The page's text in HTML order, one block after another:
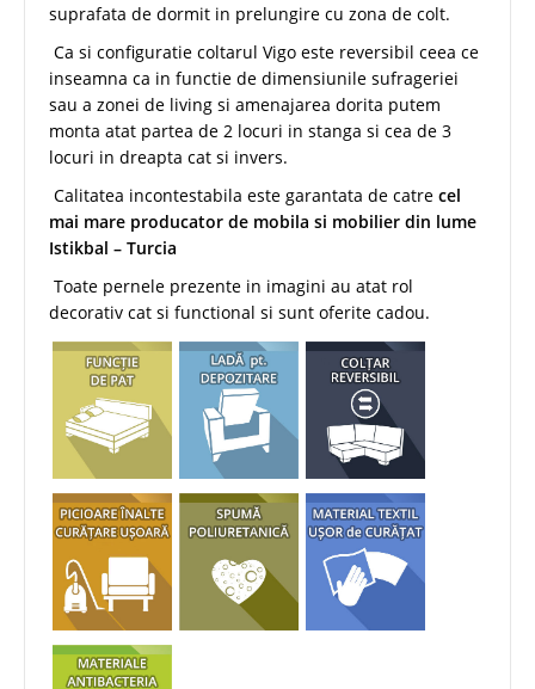
suprafata de dormit in prelungire cu zona de colt.
Ca si configuratie coltarul Vigo este reversibil ceea ce
inseamna ca in functie de dimensiunile sufrageriei
sau a zonei de living si amenajarea dorita putem
monta atat partea de 2 locuri in stanga si cea de 3
locuri in dreapta cat si invers.
Calitatea incontestabila este garantata de catre cel
mai mare producator de mobila si mobilier din lume
Istikbal – Turcia
Toate pernele prezente in imagini au atat rol
decorativ cat si functional si sunt oferite cadou.